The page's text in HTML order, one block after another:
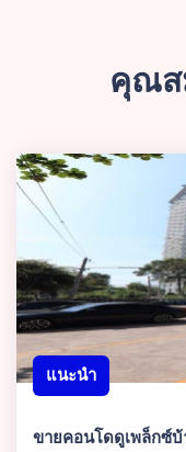
คุณส
แนะนำ
ขายคอนโดดูเพล็กซ์